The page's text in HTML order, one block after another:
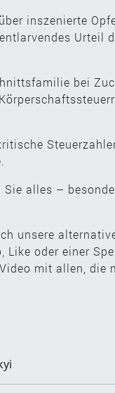
inszenierte
Urteil
bei
alles –
unsere
oder einer
mit allen, die